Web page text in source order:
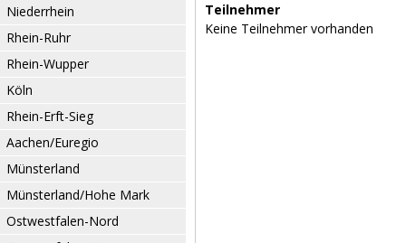
Niederrhein
Rhein-Ruhr
Rhein-Wupper
Köln
Rhein-Erft-Sieg
Aachen/Euregio
Münsterland
Münsterland/Hohe Mark
Ostwestfalen-Nord
Teilnehmer
Keine Teilnehmer vorhanden